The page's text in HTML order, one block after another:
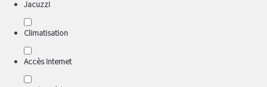
Jacuzzi
Climatisation
Accès Internet